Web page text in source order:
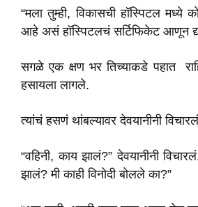
“मला तुम्ही, विकासची हॉस्पिटल मध्ये
आहे असं हॉस्पिटलचं सर्टिफिकेट आणून
सगळे एक क्षण भर तिच्याकडे पहात
हसायला लागले.
त्यांचं हसणं थांबल्यावर देवयानीनी विचारलं
“वहिनी, काय झालं?” देवयानीनी
झालं? मी काही विनोदी बोलले का?”